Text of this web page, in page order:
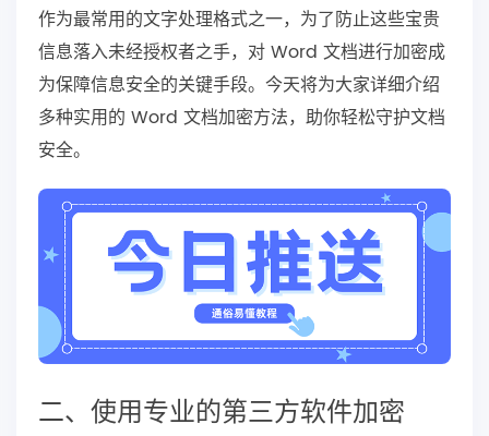
作为最常用的文字处理格式之一，为了防止这些宝贵
信息落入未经授权者之手，对 Word 文档进行加密成
为保障信息安全的关键手段。今天将为大家详细介绍
多种实用的 Word 文档加密方法，助你轻松守护文档
安全。
二、使用专业的第三方软件加密